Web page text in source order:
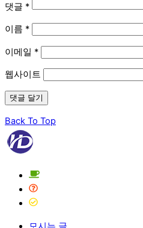
댓글 *
이름 *
이메일 *
웹사이트
Back To Top